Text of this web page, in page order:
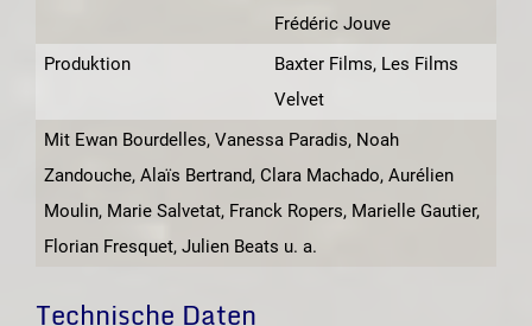
Frédéric Jouve
Produktion
Baxter Films, Les Films
Velvet
Mit Ewan Bourdelles, Vanessa Paradis, Noah
Zandouche, Alaïs Bertrand, Clara Machado, Aurélien
Moulin, Marie Salvetat, Franck Ropers, Marielle Gautier,
Florian Fresquet, Julien Beats u. a.
Technische Daten